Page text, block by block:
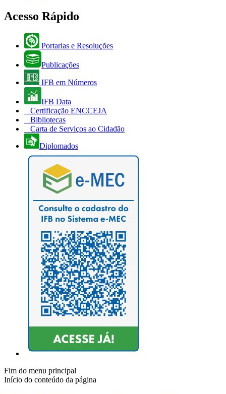
Acesso Rápido
Portarias e Resoluções
Publicações
IFB em Números
IFB Data
Certificação ENCCEJA
Bibliotecas
Carta de Serviços ao Cidadão
Diplomados
Fim do menu principal
Início do conteúdo da página